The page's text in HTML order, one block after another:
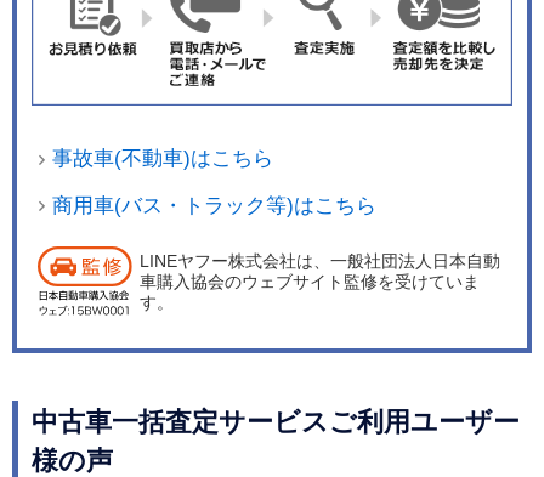
事故車(不動車)はこちら
商用車(バス・トラック等)はこちら
LINEヤフー株式会社は、一般社団法人日本自動
車購入協会のウェブサイト監修を受けていま
す。
中古車一括査定サービスご利用ユーザー
様の声